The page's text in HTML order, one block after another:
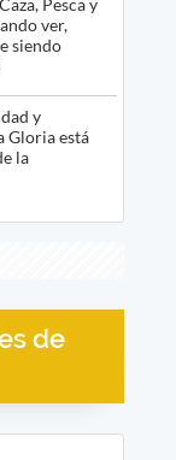
Pesca y
ver,
siendo
y
Gloria está
la
de